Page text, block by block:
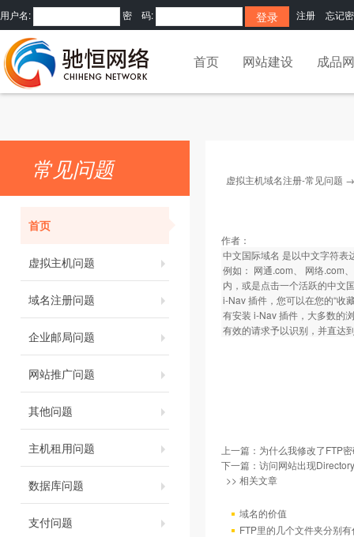
用户名: 密 码: 注册 忘记
首页 网站建设 成品
常见问题
首页
虚拟主机问题
域名注册问题
企业邮局问题
网站推广问题
其他问题
主机租用问题
数据库问题
支付问题
虚拟主机域名注册-常见问题
作者：
中文国际域名 是以中文字符表
例如： 网通.com、 网络.com
内，或是点击一个活跃的中文
i-Nav 插件，您可以在您的“收
有安装 i-Nav 插件，大多数的
有效的请求予以识别，并直达
上一篇： 为什么我修改了FTP
下一篇： 访问网站出现
>> 相关文章
域名的价值
FTP里的几个文件夹分别